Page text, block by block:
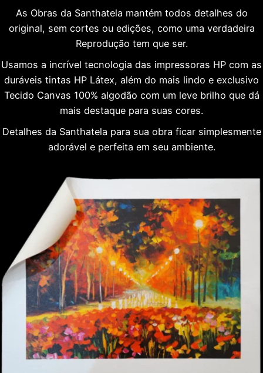
As Obras da Santhatela mantém todos detalhes do
original, sem cortes ou edições, como uma verdadeira
Reprodução tem que ser.
Usamos a incrível tecnologia das impressoras HP com as
duráveis tintas HP Látex, além do mais lindo e exclusivo
Tecido Canvas 100% algodão com um leve brilho que dá
mais destaque para suas cores.
Detalhes da Santhatela para sua obra ficar simplesmente
adorável e perfeita em seu ambiente.